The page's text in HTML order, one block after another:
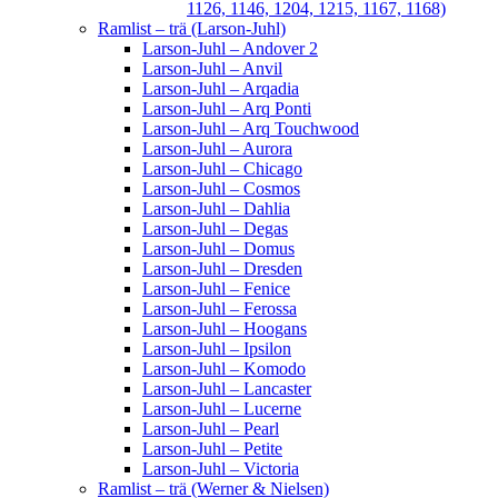
1126, 1146, 1204, 1215, 1167, 1168)
Ramlist – trä (Larson-Juhl)
Larson-Juhl – Andover 2
Larson-Juhl – Anvil
Larson-Juhl – Arqadia
Larson-Juhl – Arq Ponti
Larson-Juhl – Arq Touchwood
Larson-Juhl – Aurora
Larson-Juhl – Chicago
Larson-Juhl – Cosmos
Larson-Juhl – Dahlia
Larson-Juhl – Degas
Larson-Juhl – Domus
Larson-Juhl – Dresden
Larson-Juhl – Fenice
Larson-Juhl – Ferossa
Larson-Juhl – Hoogans
Larson-Juhl – Ipsilon
Larson-Juhl – Komodo
Larson-Juhl – Lancaster
Larson-Juhl – Lucerne
Larson-Juhl – Pearl
Larson-Juhl – Petite
Larson-Juhl – Victoria
Ramlist – trä (Werner & Nielsen)